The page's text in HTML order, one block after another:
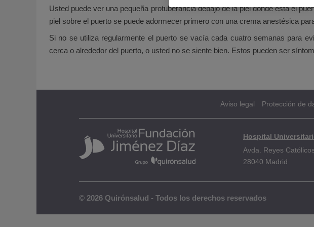
Usted puede ver una pequeña protuberancia debajo de la piel donde está el
piel sobre el puerto se puede adormecer primero con una crema anestésica
Si no se utiliza regularmente el puerto se vacía cada cuatro semanas para
cerca o alrededor del puerto, o usted no se siente bien. Estos pueden ser
Aviso legal Protección de
Hospital
Avda. Reyes
28040 Madrid
© 2026 Quirónsalud - Todos los derechos reservados